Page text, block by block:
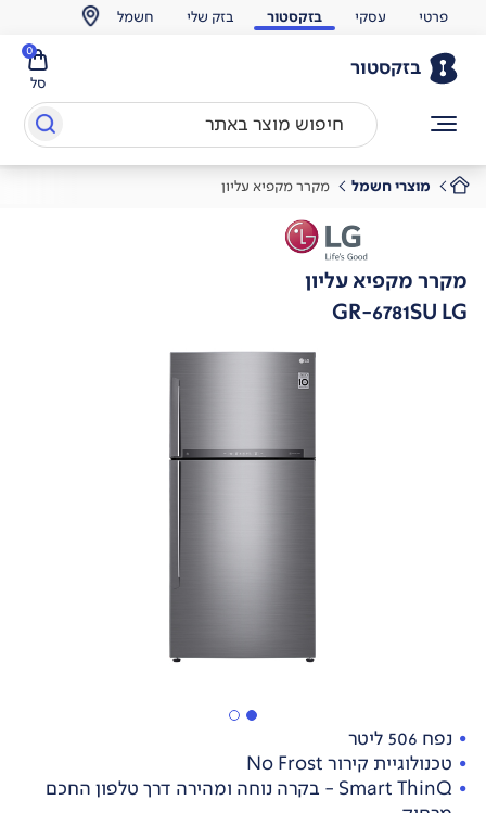
פרטי עסקי בזקסטור בזק שלי חשמל
בזקסטור
סל
0
מוצרי חשמל מקרר מקפיא עליון
מקרר מקפיא עליון
GR-6781SU LG
נפח 506 ליטר
טכנולוגיית קירור No Frost
Smart ThinQ - בקרה נוחה ומהירה דרך טלפון החכם